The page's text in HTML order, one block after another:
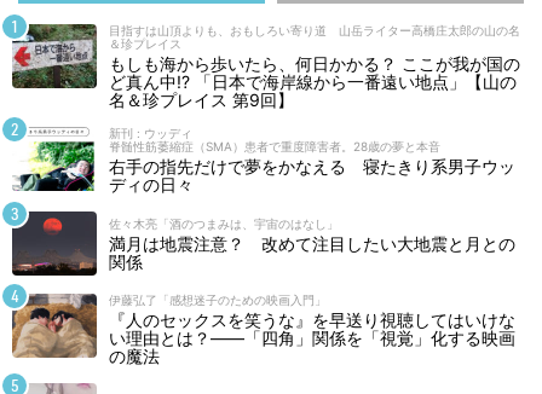
目指すは山頂よりも、おもしろい寄り道 山岳ライター高橋庄太郎の山の名
＆珍プレイス
もしも海から歩いたら、何日かかる？ ここが我が国の
ど真ん中!? 「日本で海岸線から一番遠い地点」【山の
名＆珍プレイス 第9回】
新刊 : ウッディ
脊髄性筋萎縮症（SMA）患者で重度障害者。28歳の夢と本音
右手の指先だけで夢をかなえる 寝たきり系男子ウッ
ディの日々
佐々木亮「酒のつまみは、宇宙のはなし」
満月は地震注意？ 改めて注目したい大地震と月との
関係
伊藤弘了「感想迷子のための映画入門」
『人のセックスを笑うな』を早送り視聴してはいけな
い理由とは？――「四角」関係を「視覚」化する映画
の魔法